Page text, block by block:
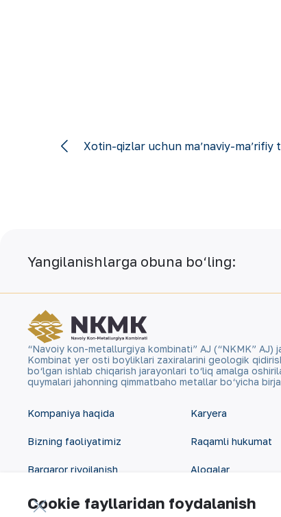
Xotin-qizlar uchun maʼnaviy-maʼrifiy
Yangilanishlarga obuna bo‘ling:
“Navoiy kon-metallurgiya kombinati” AJ (“NKMK”
Kombinat yer osti boyliklari zaxiralarini geologik
bo‘lgan ishlab chiqarish jarayonlari to‘liq amalga
quymalari jahonning qimmatbaho metallar bo‘yicha
Kompaniya haqida
Bizning faoliyatimiz
Barqaror rivojlanish
Investorlarga
Karyera
Raqamli hukumat
Aloqalar
Sayt xaritasi
Cookie fayllaridan foydalanish